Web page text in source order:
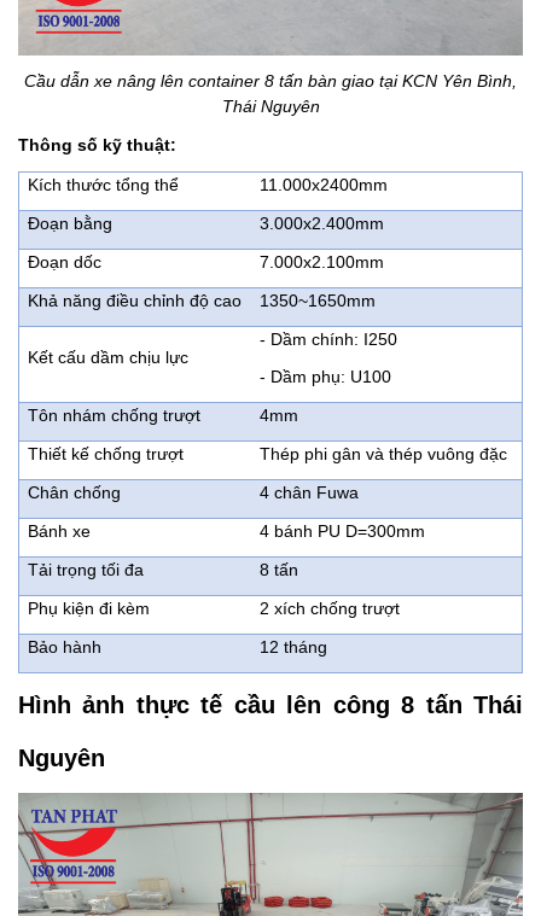
Cầu dẫn xe nâng lên container 8 tấn bàn giao tại KCN Yên Bình,
Thái Nguyên
Thông số kỹ thuật:
Kích thước tổng thể
11.000x2400mm
Đoạn bằng
3.000x2.400mm
Đoạn dốc
7.000x2.100mm
Khả năng điều chỉnh độ cao
1350~1650mm
Kết cấu dầm chịu lực
- Dầm chính: I250
- Dầm phụ: U100
Tôn nhám chống trượt
4mm
Thiết kế chống trượt
Thép phi gân và thép vuông đặc
Chân chống
4 chân Fuwa
Bánh xe
4 bánh PU D=300mm
Tải trọng tối đa
8 tấn
Phụ kiện đi kèm
2 xích chống trượt
Bảo hành
12 tháng
Hình ảnh thực tế cầu lên công 8 tấn Thái
Nguyên